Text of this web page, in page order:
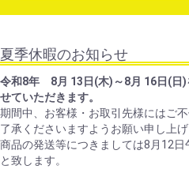
夏季休暇のお知らせ
令和8年 8月 13日(木)～8月 16日(日)
せていただきます。
期間中、お客様・お取引先様にはご
了承くださいますようお願い申し上げ
商品の発送等につきましては8月12
と致します。